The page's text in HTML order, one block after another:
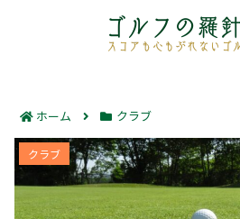
ホーム クラブ
ツアーステージ初心者セット選び
ラブ構成で飛距離と操
クラブ